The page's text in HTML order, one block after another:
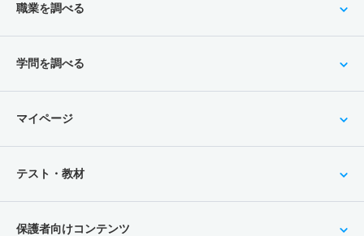
職業を調べる
学問を調べる
マイページ
テスト・教材
保護者向けコンテンツ